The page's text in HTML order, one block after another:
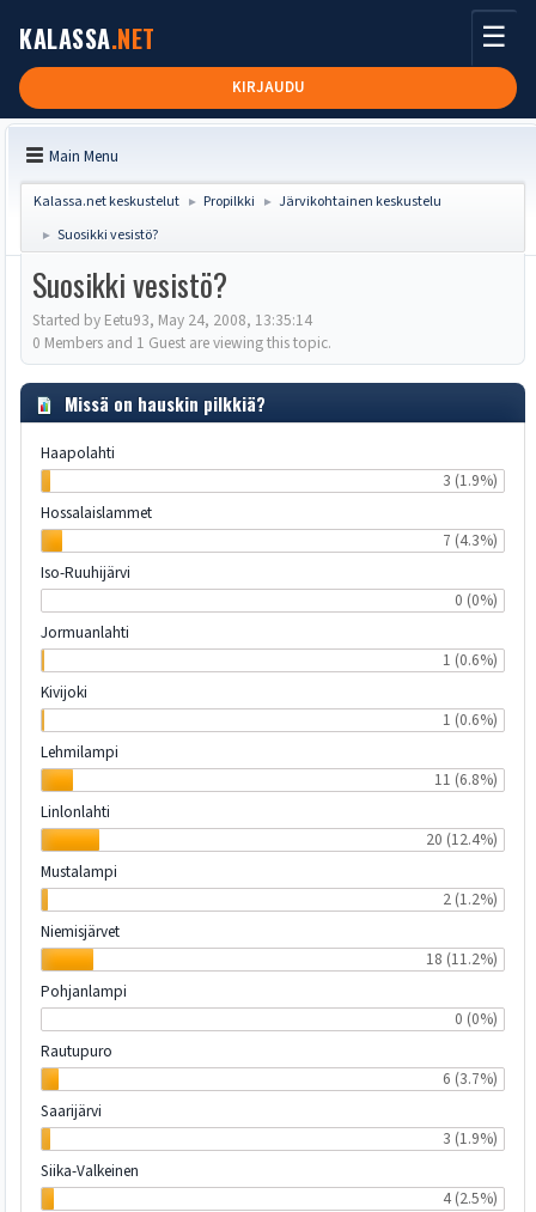
KALASSA.NET
KIRJAUDU
☰
Main Menu
Kalassa.net keskustelut ► Propilkki ► Järvikohtainen keskustelu
► Suosikki vesistö?
Suosikki vesistö?
Started by Eetu93, May 24, 2008, 13:35:14
0 Members and 1 Guest are viewing this topic.
Missä on hauskin pilkkiä?
Haapolahti
3 (1.9%)
Hossalaislammet
7 (4.3%)
Iso-Ruuhijärvi
0 (0%)
Jormuanlahti
1 (0.6%)
Kivijoki
1 (0.6%)
Lehmilampi
11 (6.8%)
Linlonlahti
20 (12.4%)
Mustalampi
2 (1.2%)
Niemisjärvet
18 (11.2%)
Pohjanlampi
0 (0%)
Rautupuro
6 (3.7%)
Saarijärvi
3 (1.9%)
Siika-Valkeinen
4 (2.5%)